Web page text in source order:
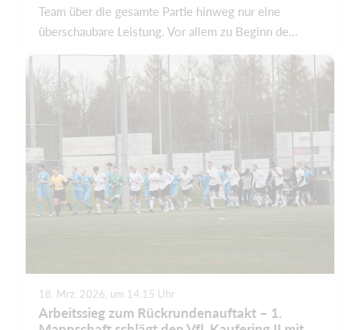
Team über die gesamte Partie hinweg nur eine
überschaubare Leistung. Vor allem zu Beginn de...
18. Mrz. 2026, um 14.15 Uhr
Arbeitssieg zum Rückrundenauftakt – 1.